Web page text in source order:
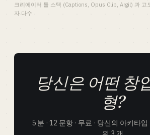
크리에이터 툴 스택 (Captions, Opus Clip, Argil) 과 고
자 다수.
당신은 어떤 창
형?
5 분 · 12 문항 · 무료 · 당신의 아키타